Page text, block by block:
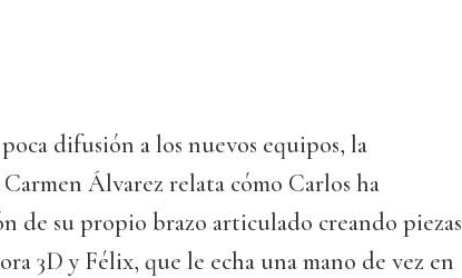
difusión a los nuevos equipos, la
Álvarez relata cómo Carlos ha
de su propio brazo articulado creando piezas
3D y Félix, que le echa una mano de vez en